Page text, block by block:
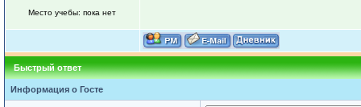
Место учебы: пока нет
Быстрый ответ
Информация о Госте